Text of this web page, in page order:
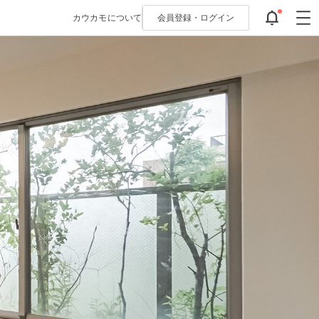
カウカモについて 会員登録・ ログイン